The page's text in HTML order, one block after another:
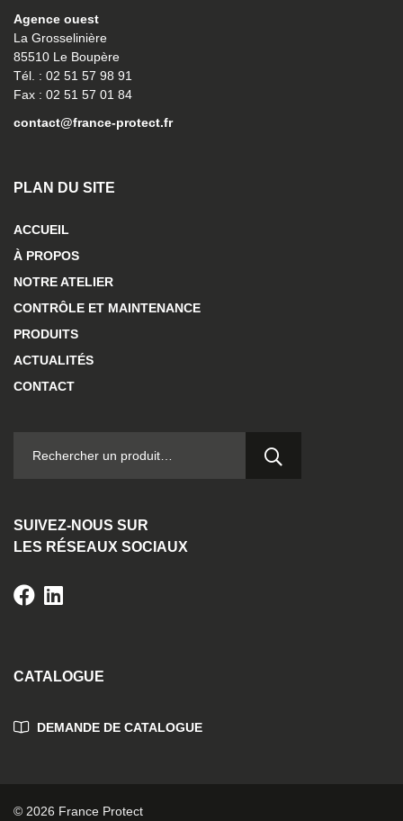
Agence ouest
La Grosselinière
85510 Le Boupère
Tél. : 02 51 57 98 91
Fax : 02 51 57 01 84
contact@france-protect.fr
PLAN DU SITE
ACCUEIL
À PROPOS
NOTRE ATELIER
CONTRÔLE ET MAINTENANCE
PRODUITS
ACTUALITÉS
CONTACT
SUIVEZ-NOUS SUR
LES RÉSEAUX SOCIAUX
CATALOGUE
DEMANDE DE CATALOGUE
© 2026 France Protect